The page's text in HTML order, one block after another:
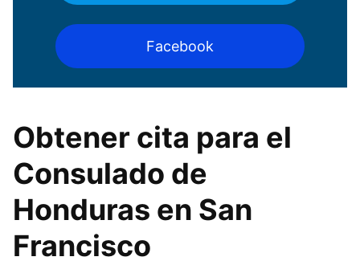
Facebook
Obtener cita para el
Consulado de
Honduras en San
Francisco